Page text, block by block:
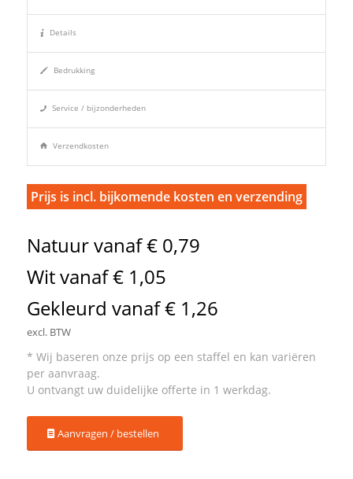
Details
Bedrukking
Service / bijzonderheden
Verzendkosten
Prijs is incl. bijkomende kosten en verzending
Natuur vanaf € 0,79
Wit vanaf € 1,05
Gekleurd vanaf € 1,26
excl. BTW
Aanvragen / bestellen